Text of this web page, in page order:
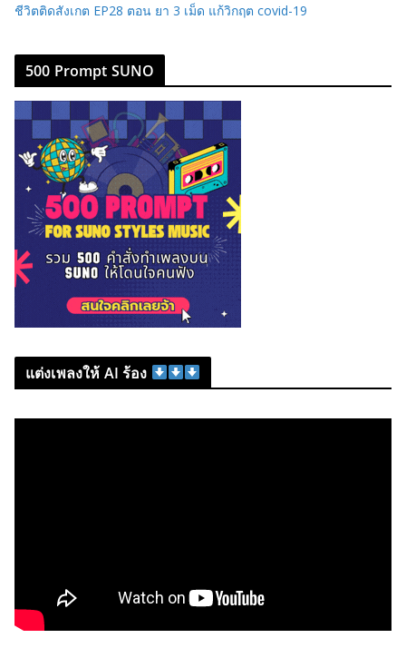
ชีวิตติดสังเกต EP28 ตอน ยา 3 เม็ด แก้วิกฤต covid-19
500 Prompt SUNO
แต่งเพลงให้ AI ร้อง